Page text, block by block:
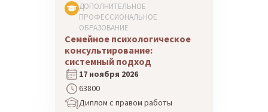
ДОПОЛНИТЕЛЬНОЕ
ПРОФЕССИОНАЛЬНОЕ
ОБРАЗОВАНИЕ
Семейное психологическое
консультирование:
системный подход
17 ноября 2026
63800
Диплом с правом работы